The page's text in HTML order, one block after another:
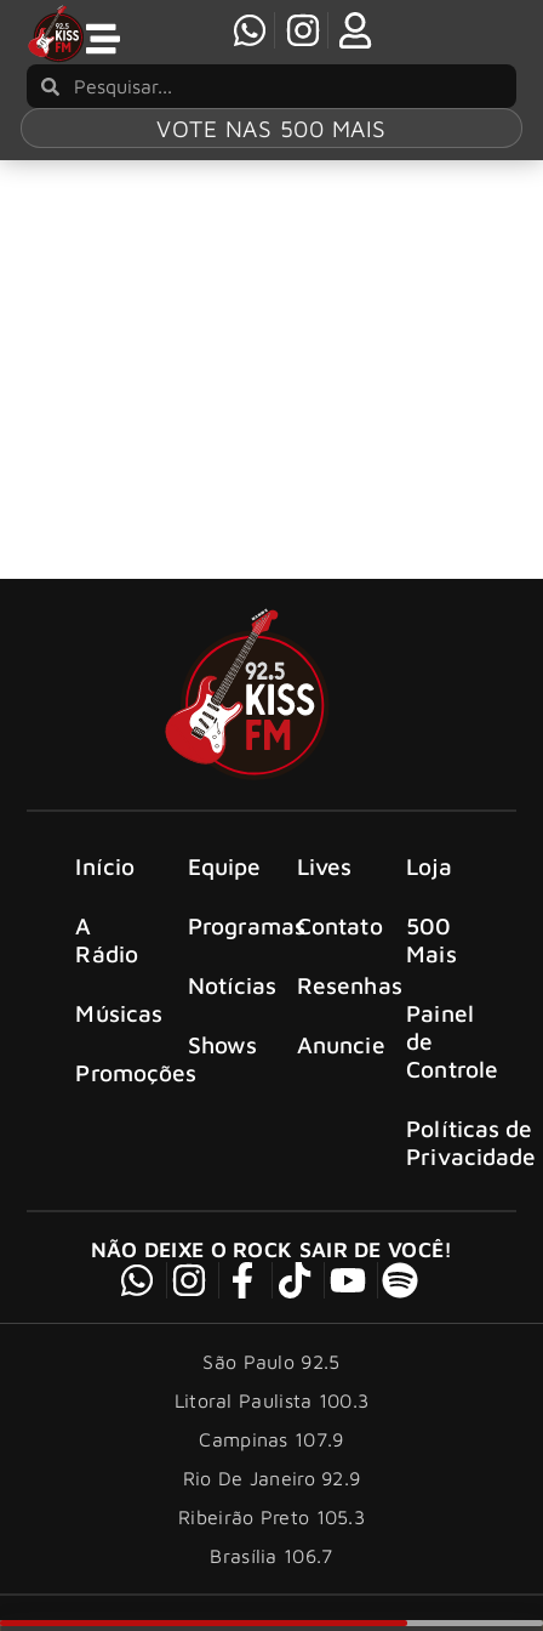
VOTE NAS 500 MAIS
Início
A
Rádio
Músicas
Promoções
Equipe
Programas
Notícias
Shows
Lives
Contato
Resenhas
Anuncie
Loja
500
Mais
Painel
de
Controle
Políticas de
Privacidade
NÃO DEIXE O ROCK SAIR DE VOCÊ!
São Paulo 92.5
Litoral Paulista 100.3
Campinas 107.9
Rio De Janeiro 92.9
Ribeirão Preto 105.3
Brasília 106.7